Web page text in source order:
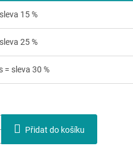
15 %
25 %
= sleva 30 %
Přidat do košíku